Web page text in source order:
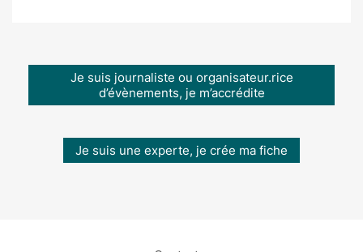
Je suis journaliste ou organisateur.rice
d’évènements, je m’accrédite
Je suis une experte, je crée ma fiche